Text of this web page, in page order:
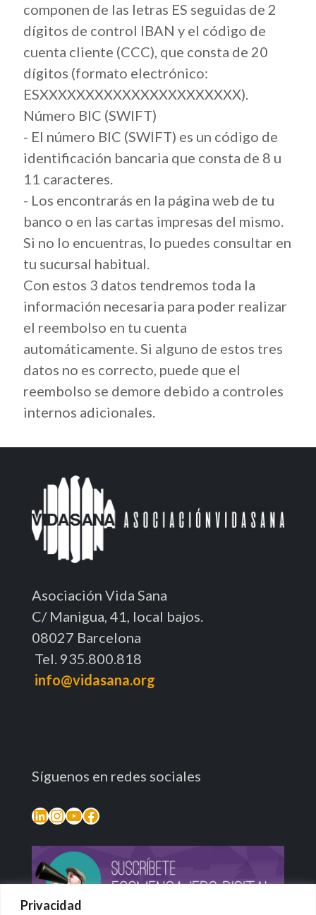
Privacidad
componen de las letras ES seguidas de 2
dígitos de control IBAN y el código de
cuenta cliente (CCC), que consta de 20
dígitos (formato electrónico:
ESXXXXXXXXXXXXXXXXXXXXXX).
Número BIC (SWIFT)
​- El número BIC (SWIFT) es un código de
identificación bancaria que consta de 8 u
11 caracteres.
​- ​Los encontrarás en la página web de tu
banco o en las cartas impresas del mismo.
Si no lo encuentras, lo puedes consultar en
tu sucursal habitual.
Con estos 3 datos tendremos toda la
información necesaria para poder realizar
el reembolso en tu cuenta
automáticamente. Si alguno de estos tres
datos no es correcto, puede que el
reembolso se demore debido a controles
internos adicionales.
Asociación Vida Sana
C/ Manigua, 41, local bajos.
08027 Barcelona
Tel. 935.800.818
info@vidasana.org
Síguenos en redes sociales
LinkedIn
Instagram
YouTube
Facebook